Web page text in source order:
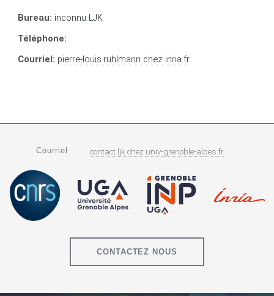
Bureau: inconnu LJK
Téléphone:
Courriel: pierre-louis.ruhlmann chez inria.fr
Courriel contact.ljk chez univ-grenoble-alpes.fr
CONTACTEZ NOUS